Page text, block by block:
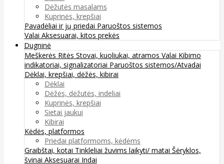
Dėžutės masalams
Kuprinės, krepšiai
Pavadėliai ir jų priedai Paruoštos sistemos
Valai Aksesuarai, kitos prekės
Dugninė
Meškerės Ritės Stovai, kuoliukai, atramos Valai Kibimo
indikatoriai, signalizatoriai Paruoštos sistemos/Atvadai
Dėklai, krepšiai, dėžės, kibirai
Dėklai
Dėžės, dėžutės, indeliai
Kuprinės, krepšiai
Sietai jaukui
Kibirai
Kėdės, platformos
Priedai platformoms, kėdėms
Graibštai, kotai Tinkleliai žuvims laikyti/ matai Šėryklos,
švinai Aksesuarai Indai